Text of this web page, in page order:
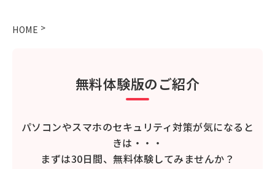
HOME >
無料体験版のご紹介
パソコンやスマホのセキュリティ対策が気になると
きは・・・
まずは30日間、無料体験してみませんか？